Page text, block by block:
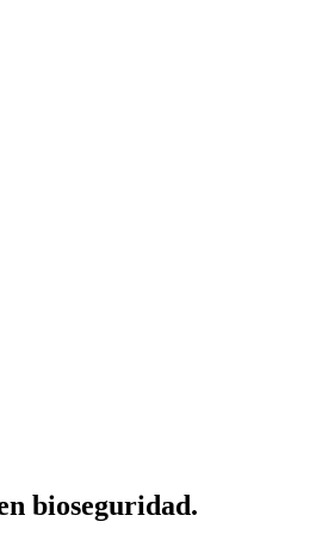
bioseguridad.